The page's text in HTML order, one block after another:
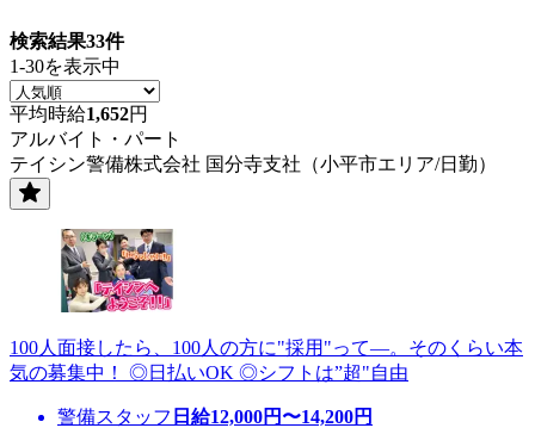
検索結果33件
1-30を表示中
平均時給1,652円
アルバイト・パート
テイシン警備株式会社 国分寺支社（小平市エリア/日勤）
100人面接したら、100人の方に"採用"って―。そのくらい本
気の募集中！ ◎日払いOK ◎シフトは”超"自由
警備スタッフ 日給12,000円〜14,200円